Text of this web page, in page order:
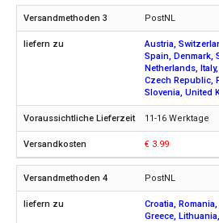
PostNL
Austria,
Spain, Denmark,
Netherlands,
Czech Republic,
Slovenia, United
11-16 Werktage
€ 3.99
PostNL
Croatia,
Greece,